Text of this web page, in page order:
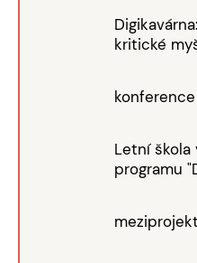
kritické
Letní škola
programu